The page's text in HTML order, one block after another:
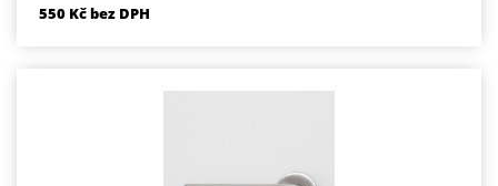
Součástí kování je montážní materiál.
PZ - klika/klika otvor pro cylindrickou vložku
550 Kč bez DPH